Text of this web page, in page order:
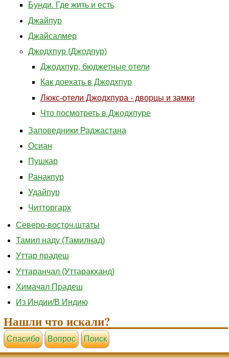
Бунди. Где жить и есть
Джайпур
Джайсалмер
Джодхпур (Джодпур)
Джодхпур, бюджетные отели
Как доехать в Джодхпур
Люкс-отели Джодхпура - дворцы и замки
Что посмотреть в Джодхпуре
Заповедники Раджастана
Осиан
Пушкар
Ранакпур
Удайпур
Читторгарх
Северо-восточ.штаты
Тамил наду (Тамилнад)
Уттар прадеш
Уттаранчал (Уттаракханд)
Химачал Прадеш
Из Индии/В Индию
Нашли что искали?
Cпасибо Вопрос Поиск